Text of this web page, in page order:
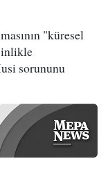
"küresel
sorununu